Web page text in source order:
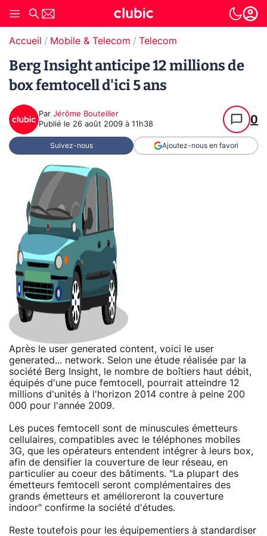
Accueil Mobile & Telecom Telecom
Berg Insight anticipe 12 millions de
box femtocell d'ici 5 ans
Par Jérôme Bouteiller
Publié le 26 août 2009 à 11h38 0
Suivez-nous Ajoutez-nous en favori
Après le user generated content, voici le user
generated... network. Selon une étude réalisée par la
société Berg Insight, le nombre de boîtiers haut débit,
équipés d'une puce femtocell, pourrait atteindre 12
millions d'unités à l'horizon 2014 contre à peine 200
000 pour l'année 2009.
Les puces femtocell sont de minuscules émetteurs
cellulaires, compatibles avec le téléphones mobiles
3G, que les opérateurs entendent intégrer à leurs box,
afin de densifier la couverture de leur réseau, en
particulier au coeur des bâtiments. "La plupart des
émetteurs femtocell seront complémentaires des
grands émetteurs et amélioreront la couverture
indoor" confirme la société d'études.
Reste toutefois pour les équipementiers à standardiser